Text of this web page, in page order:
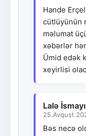
Hande
cütlüyünün
məlumat
xəbərlər
Ümid edək
xeyirlisi
Lalə
Bəs necə